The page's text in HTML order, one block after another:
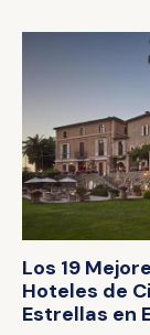
Los 19
Hoteles de
Estrellas en